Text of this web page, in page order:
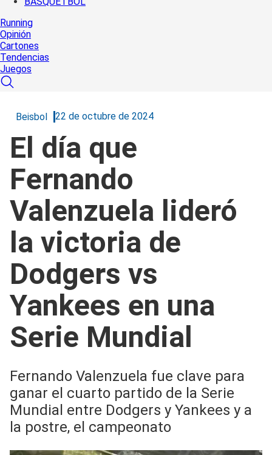
Running
Opinión
Cartones
Tendencias
Juegos
Beisbol 22 de octubre de 2024
El día que
Fernando
Valenzuela lideró
la victoria de
Dodgers vs
Yankees en una
Serie Mundial
Fernando Valenzuela fue clave para
ganar el cuarto partido de la Serie
Mundial entre Dodgers y Yankees y a
la postre, el campeonato